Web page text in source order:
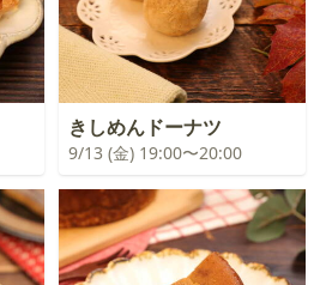
きしめんドーナツ
9/13 (金) 19:00〜20:00